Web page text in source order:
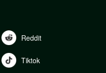
Reddit
Tiktok